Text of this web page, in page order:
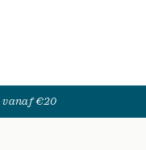
vanaf €20